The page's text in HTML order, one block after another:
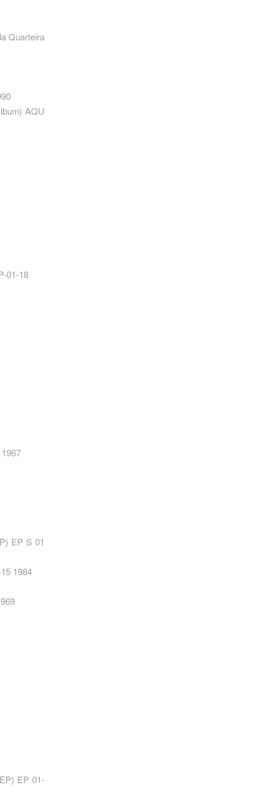
Quarteira
AQU
01-18
EP S 01
1984
EP 01-